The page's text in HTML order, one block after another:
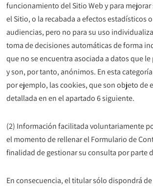
funcionamiento del Sitio Web y para mejorar
el Sitio, o la recabada a efectos estadísticos
audiencias, pero no para su uso
toma de decisiones automáticas de forma
que no se encuentra asociada a datos que
y son, por tanto, anónimos. En esta
por ejemplo, las cookies, que son objeto de
detallada en en el apartado 6 siguiente.
(2) Información facilitada voluntariamente
el momento de rellenar el Formulario de
finalidad de gestionar su consulta por parte
En consecuencia, el titular sólo dispondrá